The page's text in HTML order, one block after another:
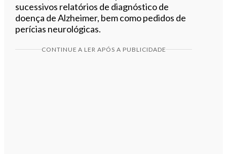
sucessivos relatórios de diagnóstico de
doença de Alzheimer, bem como pedidos de
perícias neurológicas.
CONTINUE A LER APÓS A PUBLICIDADE